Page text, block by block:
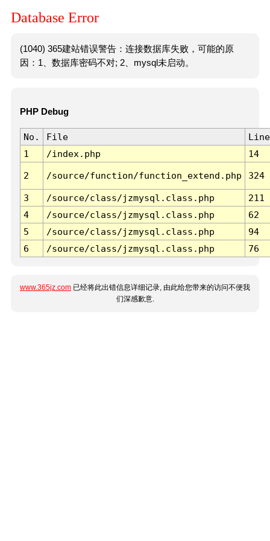
Database Error
(1040) 365建站错误警告：连接数据库失败，可能的原
因：1、数据库密码不对; 2、mysql未启动。
PHP Debug
No. File
Line
1
/index.php 14
2 /source/function/function_extend.php 324
3 /source/class/jzmysql.class.php
211
4
/source/class/jzmysql.class.php
62
5
/source/class/jzmysql.class.php
94
6
/source/class/jzmysql.class.php 76
www.365jz.com 已经将此出错信息详细记录, 由此给您带来的访问不便我
们深感歉意.